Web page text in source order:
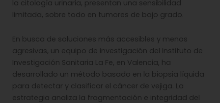
la citología urinaria, presentan una sensibilidad
limitada, sobre todo en tumores de bajo grado.
En busca de soluciones más accesibles y menos
agresivas, un equipo de investigación del Instituto de
Investigación Sanitaria La Fe, en Valencia, ha
desarrollado un método basado en la biopsia líquida
para detectar y clasificar el cáncer de vejiga. La
estrategia analiza la fragmentación e integridad del